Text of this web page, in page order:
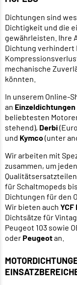
Dichtungen sind
Dichtigkeit und die
gewährleisten. Ihre
Dichtung
mechanische
könnten.
In unserem Online-
an Einzeldichtungen
beliebtesten
stehend), Derbi
und Kymco(unter
Wir arbeiten mit
zusammen, um
für Schaltmopeds
Dichtungen für den
Wir bieten auch
Dichtsätze für
Peugeot 103 sowie
oderPeugeotan.